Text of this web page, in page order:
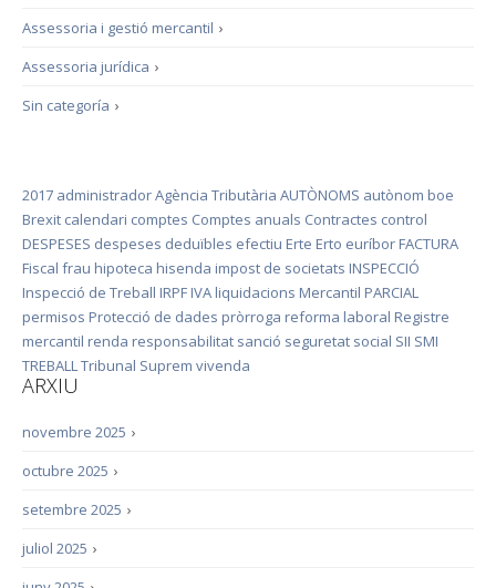
›
Assessoria i gestió mercantil
›
Assessoria jurídica
›
Sin categoría
2017 administradorAgència Tributària AUTÒNOMS autònom boe
Brexit calendari comptes Comptes anuals Contractes control
DESPESES despeses deduïbles efectiu Erte Erto euríbor FACTURA
Fiscal frau hipoteca hisenda impost de societats INSPECCIÓ
Inspecció de Treball IRPF IVA liquidacions Mercantil PARCIAL
permisos Protecció de dades pròrroga reforma laboral Registre
mercantil renda responsabilitat sanció seguretat social SII SMI
TREBALLTribunal Suprem vivenda
ARXIU
›
novembre 2025
›
octubre 2025
›
setembre 2025
›
juliol 2025